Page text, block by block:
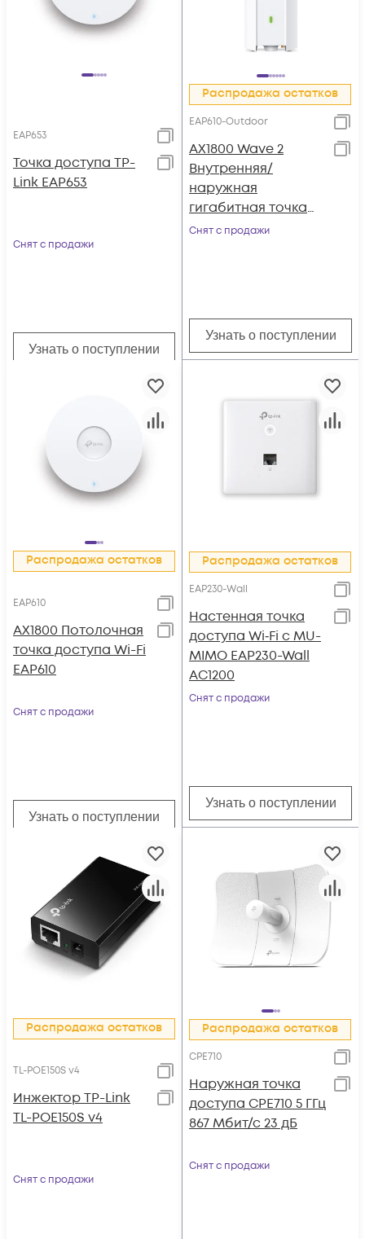
EAP653
Точка доступа TP-
Link EAP653
Снят с продажи
Узнать о поступлении
Распродажа остатков
EAP610-Outdoor
AX1800 Wave 2
Внутренняя/
наружная
гигабитная точка
доступа MU-MIMO
Снят с продажи
Узнать о поступлении
Распродажа остатков
EAP610
AX1800 Потолочная
точка доступа Wi-Fi
EAP610
Снят с продажи
Узнать о поступлении
Распродажа остатков
EAP230-Wall
Настенная точка
доступа Wi‑Fi с MU-
MIMО EAP230-Wall
AC1200
Снят с продажи
Узнать о поступлении
Распродажа остатков
TL-POE150S v4
Инжектор TP-Link
TL-POE150S v4
Снят с продажи
Распродажа остатков
CPE710
Наружная точка
доступа CPE710 5 ГГц
867 Мбит/с 23 дБ
Снят с продажи